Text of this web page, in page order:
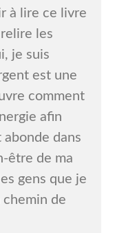
à lire ce livre
les
je suis
est une
comment
afin
abonde dans
être de ma
gens que je
de